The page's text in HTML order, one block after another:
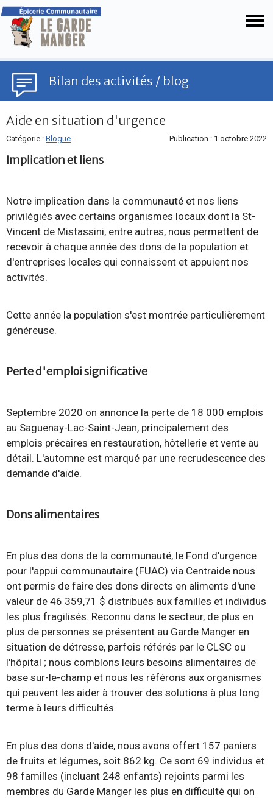
Bilan des activités / blog
Aide en situation d'urgence
Catégorie : Blogue Publication : 1 octobre 2022
Implication et liens
Notre implication dans la communauté et nos liens
privilégiés avec certains organismes locaux dont la St-
Vincent de Mistassini, entre autres, nous permettent de
recevoir à chaque année des dons de la population et
d'entreprises locales qui connaissent et appuient nos
activités.
Cette année la population s'est montrée particulièrement
généreuse.
Perte d'emploi significative
Septembre 2020 on annonce la perte de 18 000 emplois
au Saguenay-Lac-Saint-Jean, principalement des
emplois précaires en restauration, hôtellerie et vente au
détail. L'automne est marqué par une recrudescence des
demande d'aide.
Dons alimentaires
En plus des dons de la communauté, le Fond d'urgence
pour l'appui communautaire (FUAC) via Centraide nous
ont permis de faire des dons directs en aliments d'une
valeur de 46 359,71 $ distribués aux familles et individus
les plus fragilisés. Reconnu dans le secteur, de plus en
plus de personnes se présentent au Garde Manger en
situation de détresse, parfois référés par le CLSC ou
l'hôpital ; nous comblons leurs besoins alimentaires de
base sur-le-champ et nous les référons aux organismes
qui peuvent les aider à trouver des solutions à plus long
terme à leurs difficultés.
En plus des dons d'aide, nous avons offert 157 paniers
de fruits et légumes, soit 862 kg. Ce sont 69 individus et
98 familles (incluant 248 enfants) rejoints parmi les
membres du Garde Manger les plus en difficulté qui on